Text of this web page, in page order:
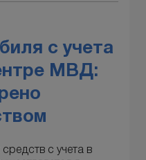
с учета
МВД:
с учета в